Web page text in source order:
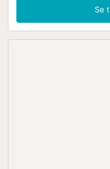
Ferielejligheden har et
altan. Ejendommen har
udendørsområde, som
Se